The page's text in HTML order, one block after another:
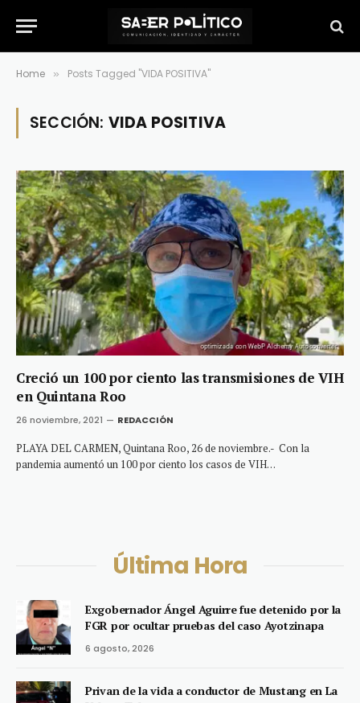
Home » Posts Tagged "VIDA POSITIVA"
SECCIÓN: VIDA POSITIVA
Creció un 100 por ciento las transmisiones de VIH
en Quintana Roo
26 noviembre, 2021 REDACCIÓN
PLAYA DEL CARMEN, Quintana Roo, 26 de noviembre.- Con la
pandemia aumentó un 100 por ciento los casos de VIH…
Última Hora
Exgobernador Ángel Aguirre fue detenido por la
FGR por ocultar pruebas del caso Ayotzinapa
6 agosto, 2026
Privan de la vida a conductor de Mustang en La